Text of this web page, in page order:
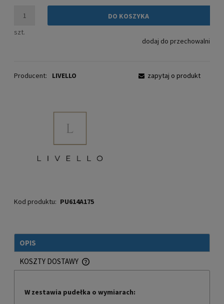
szt.
DO KOSZYKA
dodaj do przechowalni
Producent: LIVELLO
Kod produktu: PU614A175
zapytaj o produkt
OPIS
KOSZTY DOSTAWY
CENA NIE ZAWIERA EWENTUALNYCH KOSZTÓW PŁATNOŚCI
W zestawia pudełka o wymiarach: